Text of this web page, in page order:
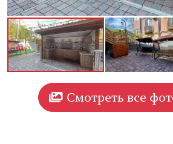
Смотреть все